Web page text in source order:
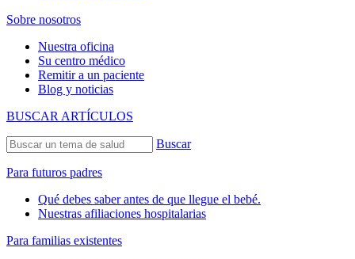
Sobre nosotros
Nuestra oficina
Su centro médico
Remitir a un paciente
Blog y noticias
BUSCAR ARTÍCULOS
Buscar
Para futuros padres
Qué debes saber antes de que llegue el bebé.
Nuestras afiliaciones hospitalarias
Para familias existentes